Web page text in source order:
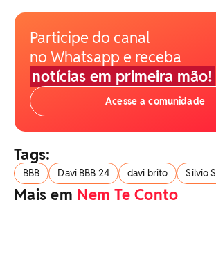
Participe do canal
no Whatsapp e receba
notícias em primeira mão!
Acesse a comunidade
Tags:
BBB Davi BBB 24 davi brito Silvio
Mais em Nem Te Conto